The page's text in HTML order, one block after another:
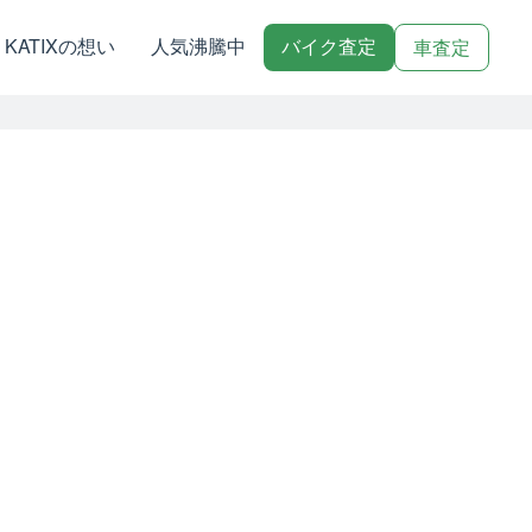
KATIXの想い 人気沸騰中 バイク査定 車査定